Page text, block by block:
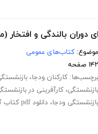
دوران بالندگی و
موضوع: کتاب‌های عمومی
۱۴۲ صفحه
برچسب‌ها: کارکنان ودجا،
بازنشستگی، کارآفرینی در
بازنشستگی ودجا، دانلود pdf کتاب آمادگی برای دوران بالندگی و افتخار